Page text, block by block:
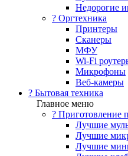
Недорогие
?️ Оргтехника
Принтеры
Сканеры
МФУ
Wi-Fi
Микрофоны
Веб-камеры
? Бытовая техника
Главное меню
? Приготовление
Лучшие
Лучшие
Лучшие